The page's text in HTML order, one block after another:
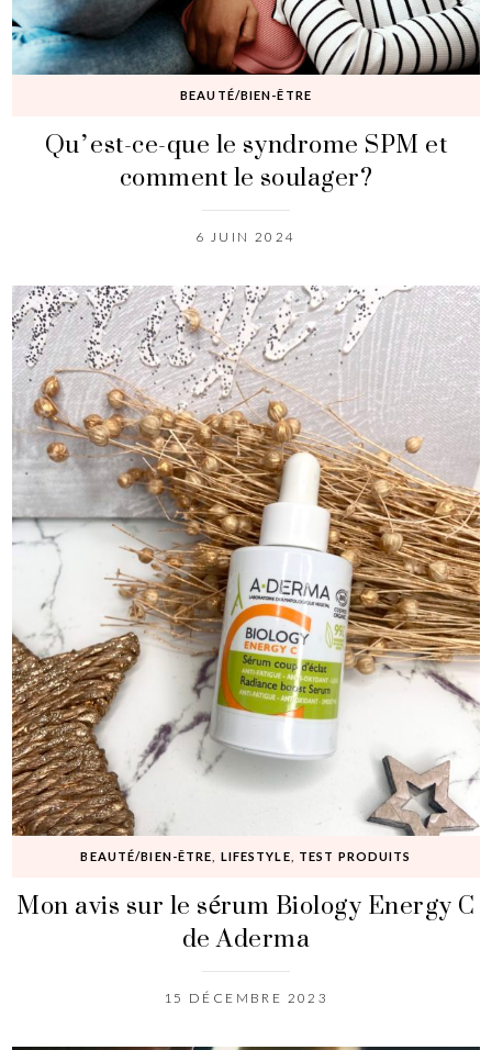
BEAUTÉ/BIEN-ÊTRE
Qu’est-ce-que le syndrome SPM et
comment le soulager?
6 JUIN 2024
BEAUTÉ/BIEN-ÊTRE LIFESTYLE TEST PRODUITS
Mon avis sur le sérum Biology Energy C
de Aderma
15 DÉCEMBRE 2023